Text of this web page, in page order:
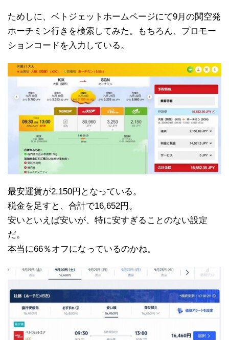
ためしに、ベトジェットホームページにて9月の関空発
ホーチミン行きを検索してみた。もちろん、プロモー
ションコードを入力している。
最安運賃が2,150円となっている。
税金を足すと、合計で16,652円。
安いといえば安いが、特に安すぎることのない設定
だ。
本当に66％オフになっているのかね。